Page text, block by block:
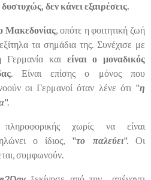
δεν κάνει εξαιρέσεις.
Μακεδονίας, οπότε η φοιτητική ζωή
τα σημάδια της. Συνέχισε με
Γερμανία και είναι ο μοναδικός
. Είναι επίσης ο μόνος που
οι Γερμανοί όταν λένε ότι "η
".
χωρίς να είναι
ο ίδιος, "το παλεύει". Οι
συμφωνούν.